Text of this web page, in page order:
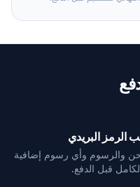
الرمز البريدي
والرسوم وأي رسوم إضافية
قبل الدفع.